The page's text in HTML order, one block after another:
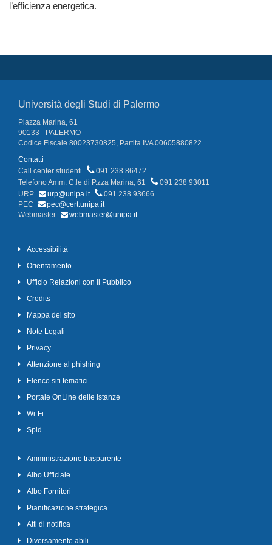
l’efficienza energetica.
Università degli Studi di Palermo
Piazza Marina, 61
90133 - PALERMO
Codice Fiscale 80023730825, Partita IVA 00605880822
Contatti
Call center studenti
091 238 86472
Telefono Amm. C.le di P.zza Marina, 61
091 238 93011
URP
urp@unipa.it
091 238 93666
PEC
pec@cert.unipa.it
Webmaster
webmaster@unipa.it
Accessibilità
Orientamento
Ufficio Relazioni con il Pubblico
Credits
Mappa del sito
Note Legali
Privacy
Attenzione al phishing
Elenco siti tematici
Portale OnLine delle Istanze
Wi-Fi
Spid
Amministrazione trasparente
Albo Ufficiale
Albo Fornitori
Pianificazione strategica
Atti di notifica
Diversamente abili